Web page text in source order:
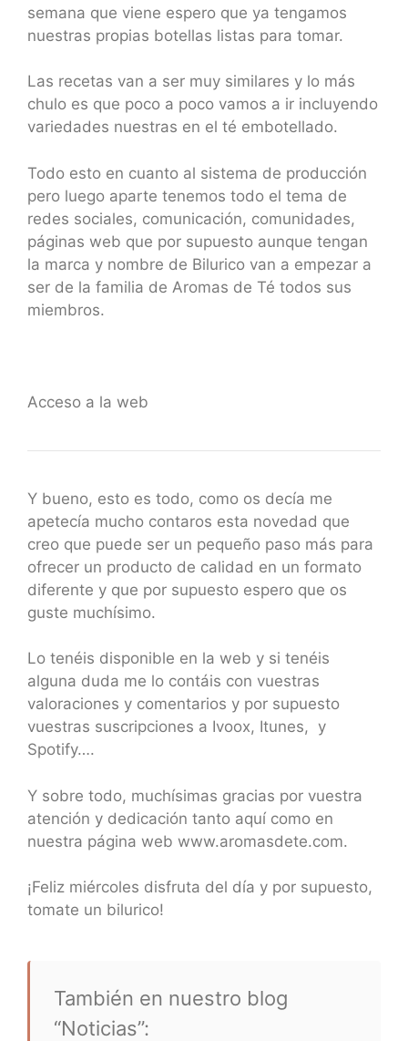
semana que viene espero que ya tengamos
nuestras propias botellas listas para tomar.
Las recetas van a ser muy similares y lo más
chulo es que poco a poco vamos a ir incluyendo
variedades nuestras en el té embotellado.
Todo esto en cuanto al sistema de producción
pero luego aparte tenemos todo el tema de
redes sociales, comunicación, comunidades,
páginas web que por supuesto aunque tengan
la marca y nombre de Bilurico van a empezar a
ser de la familia de Aromas de Té todos sus
miembros.
Acceso a la web
Y bueno, esto es todo, como os decía me
apetecía mucho contaros esta novedad que
creo que puede ser un pequeño paso más para
ofrecer un producto de calidad en un formato
diferente y que por supuesto espero que os
guste muchísimo.
Lo tenéis disponible en la web y si tenéis
alguna duda me lo contáis con vuestras
valoraciones y comentarios y por supuesto
vuestras suscripciones a Ivoox, Itunes, y
Spotify….
Y sobre todo, muchísimas gracias por vuestra
atención y dedicación tanto aquí como en
nuestra página web www.aromasdete.com.
¡Feliz miércoles disfruta del día y por supuesto,
tomate un bilurico!
También en nuestro blog
“Noticias”: